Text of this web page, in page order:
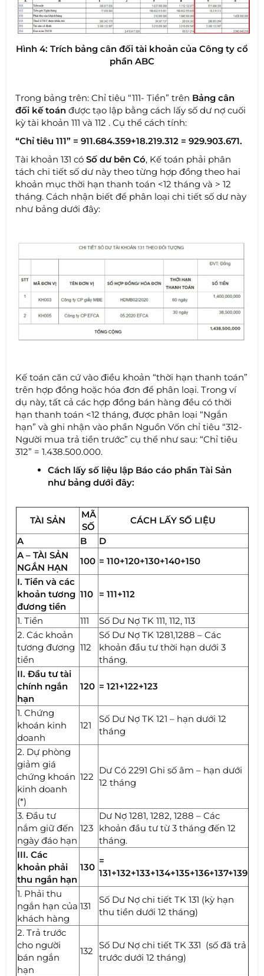
Hình 4: Trích bảng cân đối tài khoản của Công ty cổ
phần ABC
Trong bảng trên: Chỉ tiêu “111- Tiền” trên Bảng cân
đối kế toán được tạo lập bằng cách lấy số dư nợ cuối
kỳ tài khoản 111 và 112 . Cụ thể cách tính:
“Chỉ tiêu 111” = 911.684.359+18.219.312 = 929.903.671.
Tài khoản 131 có Số dư bên Có, Kế toán phải phân
tách chi tiết số dư này theo từng hợp đồng theo hai
khoản mục thời hạn thanh toán <12 tháng và > 12
tháng. Cách nhận biết để phân loại chi tiết số dư này
như bảng dưới đây:
Kế toán căn cứ vào điều khoản “thời hạn thanh toán”
trên hợp đồng hoặc hóa đơn để phân loại. Trong ví
dụ này, tất cả các hợp đồng bán hàng đều có thời
hạn thanh toán <12 tháng, được phân loại “Ngắn
hạn” và ghi nhận vào phần Nguồn Vốn chỉ tiêu “312-
Người mua trả tiền trước” cụ thể như sau: “Chỉ tiêu
312” = 1.438.500.000.
Cách lấy số liệu lập Báo cáo phần Tài Sản
như bảng dưới đây:
TÀI SẢN
MÃ
SỐ
CÁCH LẤY SỐ LIỆU
A
B
D
A – TÀI SẢN
NGẮN HẠN
100 = 110+120+130+140+150
I. Tiền và các
khoản tương
đương tiền
110 = 111+112
1. Tiền 111
Số Dư Nợ TK 111, 112, 113
2. Các khoản
tương đương
tiền
112
Số Dư Nợ TK 1281,1288 – Các
khoản đầu tư thời hạn dưới 3
tháng.
II. Đầu tư tài
chính ngắn
hạn
120 = 121+122+123
1. Chứng
khoán kinh
doanh
121
Số Dư Nợ TK 121 – hạn dưới 12
tháng
2. Dự phòng
giảm giá
chứng khoán
kinh doanh
(*)
122
Dư Có 2291 Ghi số âm – hạn dưới
12 tháng
3. Đầu tư
nắm giữ đến
ngày đáo hạn
123
Dư Nợ 1281, 1282, 1288 – Các
khoản đầu tư từ 3 tháng đến 12
tháng.
III. Các
khoản phải
thu ngắn hạn
130
=
131+132+133+134+135+136+137+139
1. Phải thu
ngắn hạn của
khách hàng
131
Số Dư Nợ chi tiết TK 131 (kỳ hạn
thu tiền dưới 12 tháng)
2. Trả trước
cho người
bán ngắn
hạn
132
Số Dư Nợ chi tiết TK 331 (số đã trả
trước dưới 12 tháng)